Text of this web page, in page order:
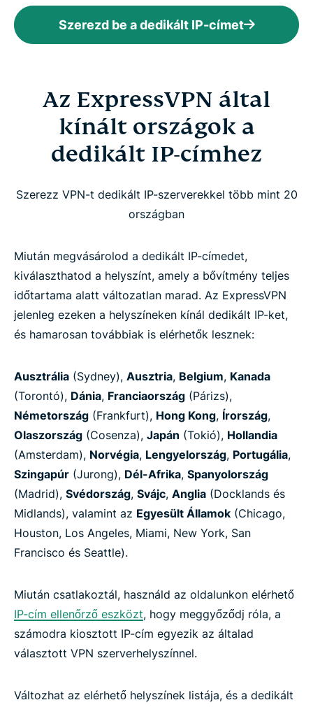
Szerezd be a dedikált IP-címet
Az ExpressVPN által
kínált országok a
dedikált IP-címhez
Szerezz VPN-t dedikált IP-szerverekkel több mint 20
országban
Miután megvásárolod a dedikált IP-címedet,
kiválaszthatod a helyszínt, amely a bővítmény teljes
időtartama alatt változatlan marad. Az ExpressVPN
jelenleg ezeken a helyszíneken kínál dedikált IP-ket,
és hamarosan továbbiak is elérhetők lesznek:
Ausztrália (Sydney), Ausztria, Belgium, Kanada
(Torontó), Dánia, Franciaország (Párizs),
Németország (Frankfurt), Hong Kong, Írország,
Olaszország (Cosenza), Japán (Tokió), Hollandia
(Amsterdam), Norvégia, Lengyelország, Portugália,
Szingapúr (Jurong), Dél-Afrika, Spanyolország
(Madrid), Svédország, Svájc, Anglia (Docklands és
Midlands), valamint az Egyesült Államok (Chicago,
Houston, Los Angeles, Miami, New York, San
Francisco és Seattle).
Miután csatlakoztál, használd az oldalunkon elérhető
IP-cím ellenőrző eszközt, hogy meggyőződj róla, a
számodra kiosztott IP-cím egyezik az általad
választott VPN szerverhelyszínnel.
Változhat az elérhető helyszínek listája, és a dedikált